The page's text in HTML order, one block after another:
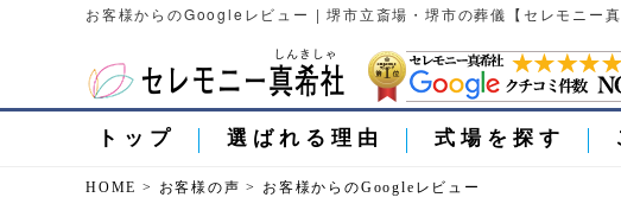
お客様からのGoogleレビュー | 堺市立斎場・堺市の葬儀【セレモニー真
トップ 選ばれる理由 式場を探す
HOME > お客様の声 > お客様からのGoogleレビュー